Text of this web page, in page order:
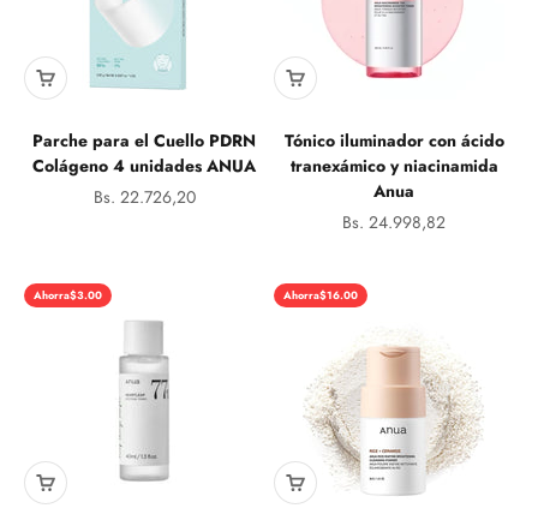
Parche para el Cuello PDRN
Colágeno 4 unidades ANUA
Precio de oferta
Bs. 22.726,20
Tónico iluminador con ácido
tranexámico y niacinamida
Anua
Precio de oferta
Bs. 24.998,82
Ahorra$3.00 Ahorra$16.00